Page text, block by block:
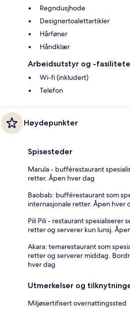
Regndusjhode
Designertoalettartikler
Hårføner
Håndklær
Arbeidsutstyr og -
Wi-fi (inkludert)
Telefon
Høydepunkter
Spisesteder
Marula - bufférestaurant
retter. Åpen hver dag
Baobab: bufférestaurant som
internasjonale retter. Åpen hver
Pili Pili - restaurant spesialiserer
retter og serverer kun lunsj.
Akara: temarestaurant som
retter og serverer middag.
hver dag
Utmerkelser og
Miljøsertifisert overnattingssted